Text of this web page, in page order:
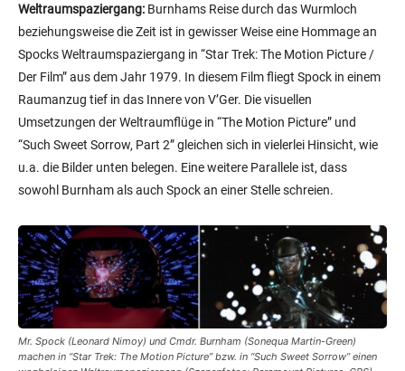
Weltraumspaziergang: Burnhams Reise durch das Wurmloch
beziehungsweise die Zeit ist in gewisser Weise eine Hommage an
Spocks Weltraumspaziergang in “Star Trek: The Motion Picture /
Der Film” aus dem Jahr 1979. In diesem Film fliegt Spock in einem
Raumanzug tief in das Innere von V’Ger. Die visuellen
Umsetzungen der Weltraumflüge in “The Motion Picture” und
“Such Sweet Sorrow, Part 2” gleichen sich in vielerlei Hinsicht, wie
u.a. die Bilder unten belegen. Eine weitere Parallele ist, dass
sowohl Burnham als auch Spock an einer Stelle schreien.
Mr. Spock (Leonard Nimoy) und Cmdr. Burnham (Sonequa Martin-Green)
machen in “Star Trek: The Motion Picture” bzw. in “Such Sweet Sorrow” einen